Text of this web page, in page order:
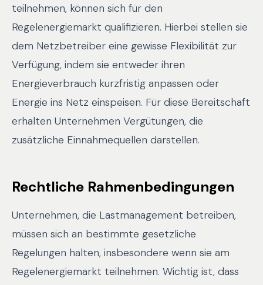
teilnehmen, können sich für den
Regelenergiemarkt qualifizieren. Hierbei stellen sie
dem Netzbetreiber eine gewisse Flexibilität zur
Verfügung, indem sie entweder ihren
Energieverbrauch kurzfristig anpassen oder
Energie ins Netz einspeisen. Für diese Bereitschaft
erhalten Unternehmen Vergütungen, die
zusätzliche Einnahmequellen darstellen.
Rechtliche Rahmenbedingungen
Unternehmen, die Lastmanagement betreiben,
müssen sich an bestimmte gesetzliche
Regelungen halten, insbesondere wenn sie am
Regelenergiemarkt teilnehmen. Wichtig ist, dass